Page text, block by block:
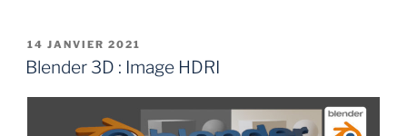
PUBLIÉ
LE
14 JANVIER 2021
Blender 3D : Image HDRI